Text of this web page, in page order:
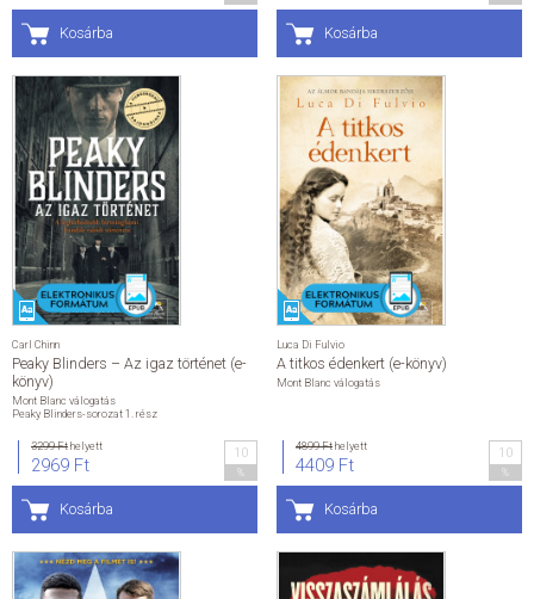
Kosárba Kosárba
Carl Chinn
Peaky Blinders – Az igaz történet (e-
könyv)
Mont Blanc válogatás
Peaky Blinders-sorozat 1. rész
3299 Fthelyett
2969 Ft
10
Kosárba
Luca Di Fulvio
A titkos édenkert (e-könyv)
Mont Blanc válogatás
4899 Fthelyett
4409 Ft
10
Kosárba